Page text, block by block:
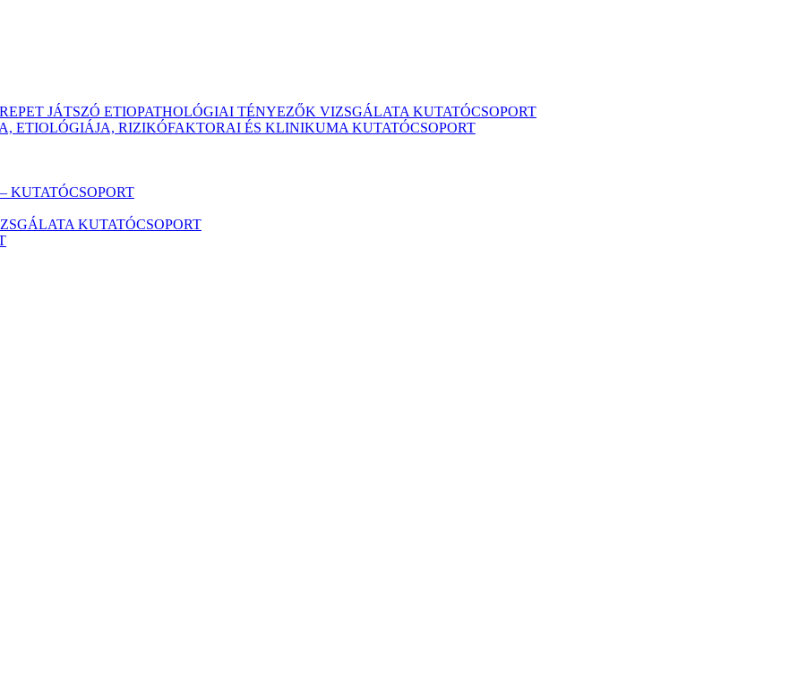
JÁTSZÓ ETIOPATHOLÓGIAI TÉNYEZŐK VIZSGÁLATA KUTATÓCSOPORT
ETIOLÓGIÁJA, RIZIKÓFAKTORAI ÉS KLINIKUMA KUTATÓCSOPORT
KUTATÓCSOPORT
KUTATÓCSOPORT